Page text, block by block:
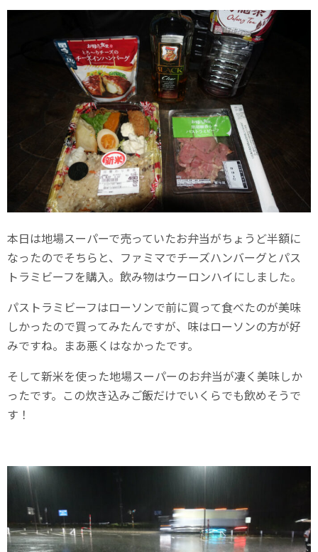
本日は地場スーパーで売っていたお弁当がちょうど半額に
なったのでそちらと、ファミマでチーズハンバーグとパス
トラミビーフを購入。飲み物はウーロンハイにしました。
パストラミビーフはローソンで前に買って食べたのが美味
しかったので買ってみたんですが、味はローソンの方が好
みですね。まあ悪くはなかったです。
そして新米を使った地場スーパーのお弁当が凄く美味しか
ったです。この炊き込みご飯だけでいくらでも飲めそうで
す！